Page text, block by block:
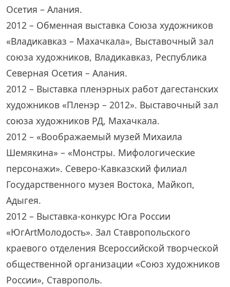
Осетия – Алания.
2012 – Обменная выставка Союза художников
«Владикавказ – Махачкала», Выставочный зал
союза художников, Владикавказ, Республика
Северная Осетия – Алания.
2012 – Выставка пленэрных работ дагестанских
художников «Пленэр – 2012». Выставочный зал
союза художников РД, Махачкала.
2012 – «Воображаемый музей Михаила
Шемякина» – «Монстры. Мифологические
персонажи». Северо-Кавказский филиал
Государственного музея Востока, Майкоп,
Адыгея.
2012 – Выставка-конкурс Юга России
«ЮгArtМолодость». Зал Ставропольского
краевого отделения Всероссийской творческой
общественной организации «Союз художников
России», Ставрополь.